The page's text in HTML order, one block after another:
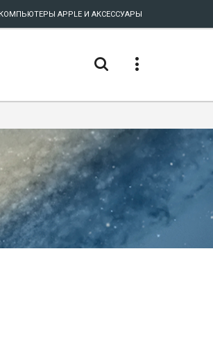
КОМПЬЮТЕРЫ APPLE И АКСЕССУАРЫ